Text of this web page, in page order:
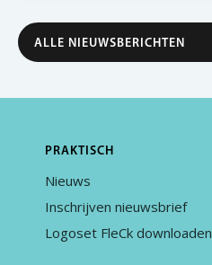
ALLE NIEUWSBERICHTEN
PRAKTISCH
Nieuws
Inschrijven nieuwsbrief
Logoset FleCk downloaden